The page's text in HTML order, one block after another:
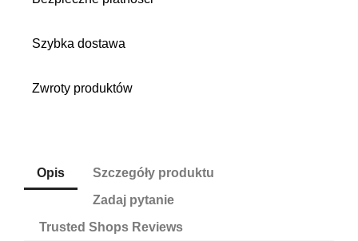
Szybka dostawa
Zwroty produktów
Opis
Szczegóły produktu
Zadaj pytanie
Trusted Shops Reviews